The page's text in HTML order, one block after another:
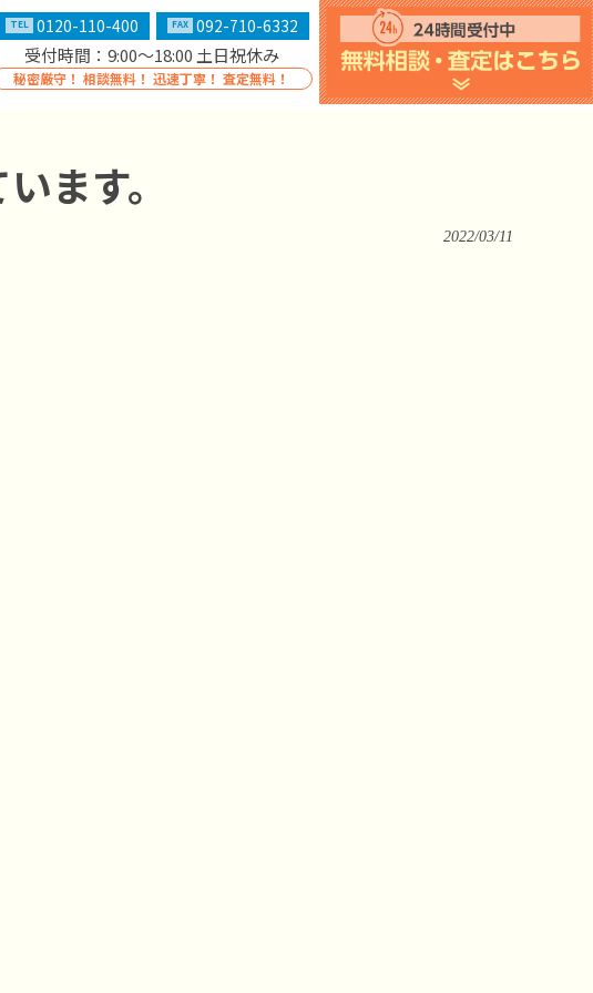
TEL 0120-110-400 FAX 092-710-6332
受付時間：9:00～18:00 土日祝休み
秘密厳守！ 相談無料！ 迅速丁寧！ 査定無料！
ます。
2022/03/11